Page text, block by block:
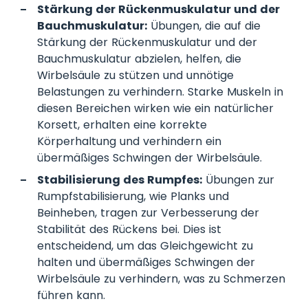
Stärkung der Rückenmuskulatur und der
Bauchmuskulatur: Übungen, die auf die
Stärkung der Rückenmuskulatur und der
Bauchmuskulatur abzielen, helfen, die
Wirbelsäule zu stützen und unnötige
Belastungen zu verhindern. Starke Muskeln in
diesen Bereichen wirken wie ein natürlicher
Korsett, erhalten eine korrekte
Körperhaltung und verhindern ein
übermäßiges Schwingen der Wirbelsäule.
Stabilisierung des Rumpfes: Übungen zur
Rumpfstabilisierung, wie Planks und
Beinheben, tragen zur Verbesserung der
Stabilität des Rückens bei. Dies ist
entscheidend, um das Gleichgewicht zu
halten und übermäßiges Schwingen der
Wirbelsäule zu verhindern, was zu Schmerzen
führen kann.